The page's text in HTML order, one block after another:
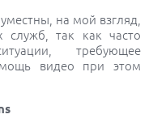
на мой взгляд,
служб, так как часто
требующее
видео при этом